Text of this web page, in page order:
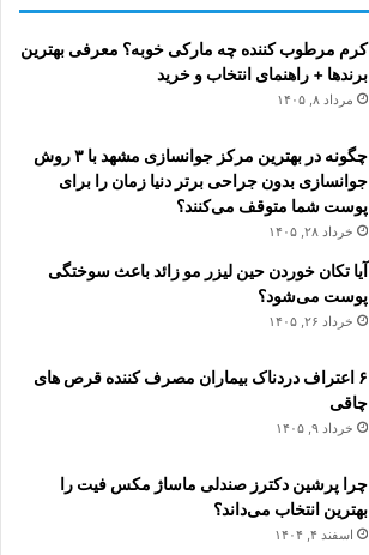
کرم مرطوب کننده چه مارکی خوبه؟ معرفی بهترین
برندها + راهنمای انتخاب و خرید
مرداد ۸, ۱۴۰۵
چگونه در بهترین مرکز جوانسازی مشهد با ۳ روش
جوانسازی بدون جراحی برتر دنیا زمان را برای
پوست شما متوقف می‌کنند؟
خرداد ۲۸, ۱۴۰۵
آیا تکان خوردن حین لیزر مو زائد باعث سوختگی
پوست می‌شود؟
خرداد ۲۶, ۱۴۰۵
۶ اعتراف دردناک بیماران مصرف کننده قرص های
چاقی
خرداد ۹, ۱۴۰۵
چرا پرشین دکترز صندلی ماساژ مکس فیت را
بهترین انتخاب می‌داند؟
اسفند ۴, ۱۴۰۴